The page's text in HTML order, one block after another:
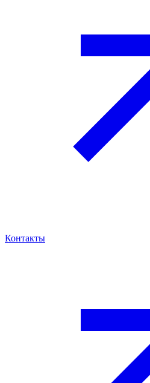
Контакты